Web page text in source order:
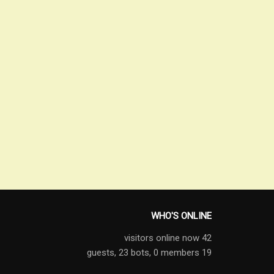
WHO'S ONLINE
42 visitors online now
19 guests,
23 bots, 0 members